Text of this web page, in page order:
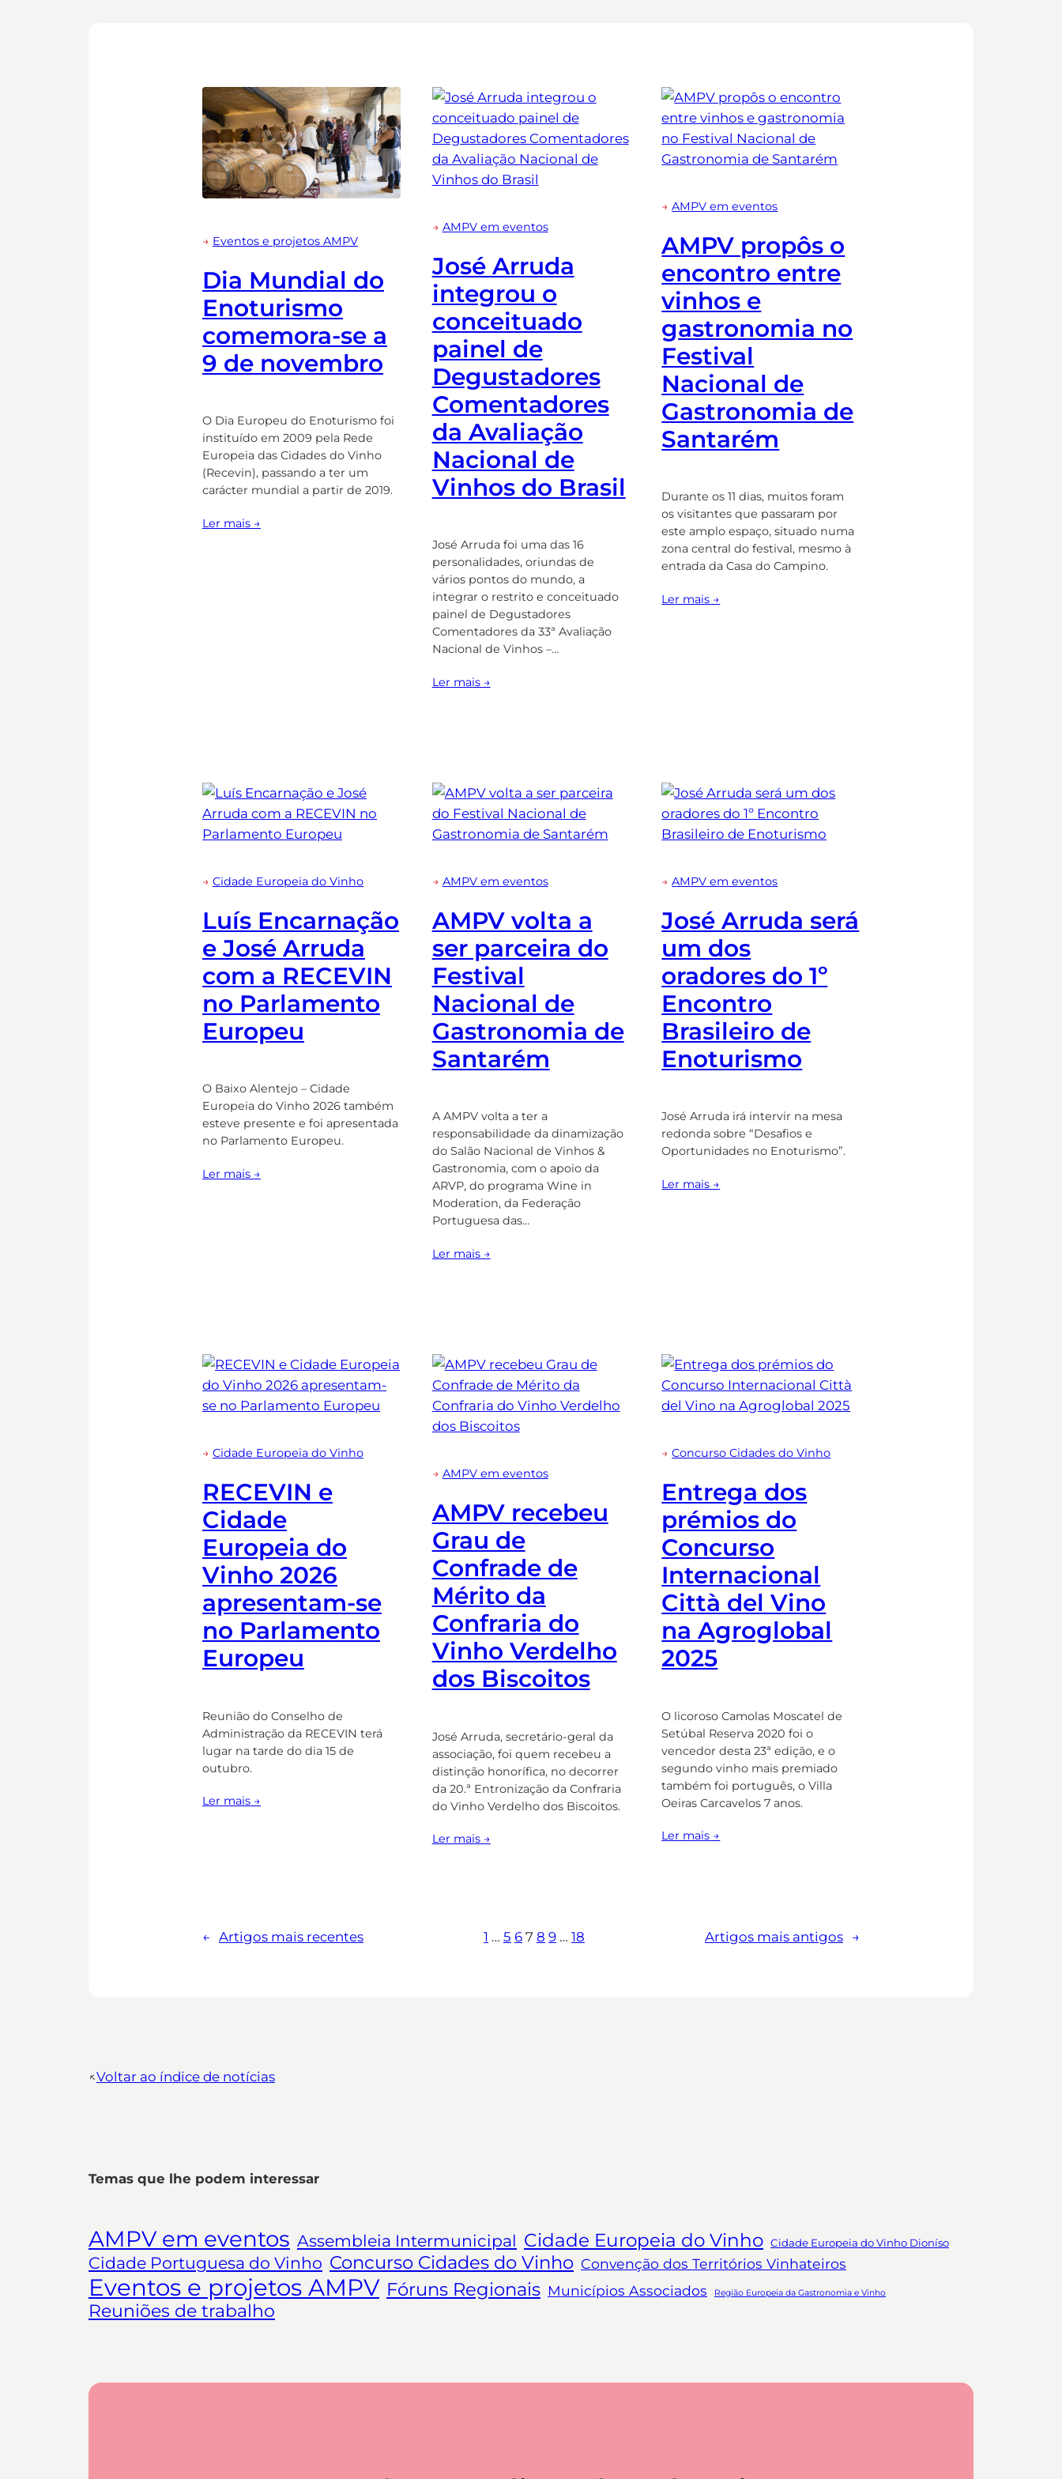
→ Eventos e projetos AMPV
Dia Mundial do
Enoturismo
comemora-se a
9 de novembro
O Dia Europeu do Enoturismo foi
instituído em 2009 pela Rede
Europeia das Cidades do Vinho
(Recevin), passando a ter um
carácter mundial a partir de 2019.
Ler mais →
→ AMPV em eventos
José Arruda
integrou o
conceituado
painel de
Degustadores
Comentadores
da Avaliação
Nacional de
Vinhos do Brasil
José Arruda foi uma das 16
personalidades, oriundas de
vários pontos do mundo, a
integrar o restrito e conceituado
painel de Degustadores
Comentadores da 33ª Avaliação
Nacional de Vinhos –…
Ler mais →
→AMPV em eventos
AMPV propôs o
encontro entre
vinhos e
gastronomia no
Festival
Nacional de
Gastronomia de
Santarém
Durante os 11 dias, muitos foram
os visitantes que passaram por
este amplo espaço, situado numa
zona central do festival, mesmo à
entrada da Casa do Campino.
Ler mais →
→ Cidade Europeia do Vinho
Luís Encarnação
e José Arruda
com a RECEVIN
no Parlamento
Europeu
O Baixo Alentejo – Cidade
Europeia do Vinho 2026 também
esteve presente e foi apresentada
no Parlamento Europeu.
Ler mais →
→ AMPV em eventos
AMPV volta a
ser parceira do
Festival
Nacional de
Gastronomia de
Santarém
A AMPV volta a ter a
responsabilidade da dinamização
do Salão Nacional de Vinhos &
Gastronomia, com o apoio da
ARVP, do programa Wine in
Moderation, da Federação
Portuguesa das…
Ler mais →
→AMPV em eventos
José Arruda será
um dos
oradores do 1º
Encontro
Brasileiro de
Enoturismo
José Arruda irá intervir na mesa
redonda sobre “Desafios e
Oportunidades no Enoturismo”.
Ler mais →
→ Cidade Europeia do Vinho
RECEVIN e
Cidade
Europeia do
Vinho 2026
apresentam-se
no Parlamento
Europeu
Reunião do Conselho de
Administração da RECEVIN terá
lugar na tarde do dia 15 de
outubro.
Ler mais →
→ AMPV em eventos
AMPV recebeu
Grau de
Confrade de
Mérito da
Confraria do
Vinho Verdelho
dos Biscoitos
José Arruda, secretário-geral da
associação, foi quem recebeu a
distinção honorífica, no decorrer
da 20.ª Entronização da Confraria
do Vinho Verdelho dos Biscoitos.
Ler mais →
→Concurso Cidades do Vinho
Entrega dos
prémios do
Concurso
Internacional
Città del Vino
na Agroglobal
2025
O licoroso Camolas Moscatel de
Setúbal Reserva 2020 foi o
vencedor desta 23ª edição, e o
segundo vinho mais premiado
também foi português, o Villa
Oeiras Carcavelos 7 anos.
Ler mais →
← Artigos mais recentes 1 … 5 6 7 8 9 … 18 Artigos mais antigos →
↖︎Voltar ao índice de notícias
Temas que lhe podem interessar
AMPV em eventos Assembleia Intermunicipal Cidade Europeia do Vinho Cidade Europeia do Vinho Dioníso
Cidade Portuguesa do Vinho Concurso Cidades do Vinho Convenção dos Territórios Vinhateiros
Eventos e projetos AMPV Fóruns Regionais Municípios Associados Região Europeia da Gastronomia e Vinho
Reuniões de trabalho